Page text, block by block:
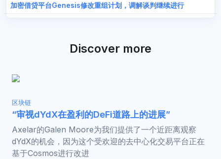
加密借贷平台Genesis修改重组计划，调解谈判继续进行
Discover more
区块链
“审视dYdX在盈利的DeFi道路上的进展”
Axelar的Galen Moore为我们提供了一个近距离观察
dYdX的机会，因为这个受欢迎的去中心化交易平台正在
基于Cosmos进行改进